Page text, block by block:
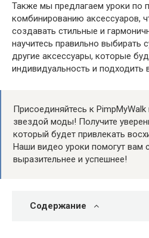
Также мы предлагаем уроки по
комбинированию аксессуаров,
создавать стильные и
научитесь правильно выбирать
другие аксессуары, которые
индивидуальность и подходить
Присоединяйтесь к
звездой моды! Получите
который будет привлекать
Наши видео уроки помогут вам
выразительнее и успешнее!
Содержание